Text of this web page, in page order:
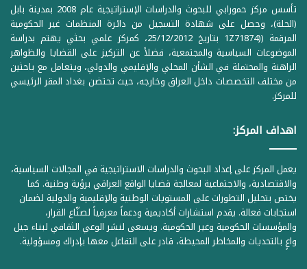
تأسس مركز حمورابي للبحوث والدراسات الإستراتيجية عام 2008 بمدينة بابل
(الحلة)، وحصل على شهادة التسجيل من دائرة المنظمات غير الحكومية
المرقمة ((1Z71874 بتاريخ 25/12/2012، كمركز علمي بحثي يهتم بدراسة
الموضوعات السياسية والمجتمعية، فضلاً عن التركيز على القضايا والظواهر
الراهنة والمحتملة في الشأن المحلي والإقليمي والدولي، ويتعامل مع باحثين
من مختلف التخصصات داخل العراق وخارجه، حيث تحتضن بغداد المقر الرئيسي
للمركز.
اهداف المركز:
يعمل المركز على إعداد البحوث والدراسات الاستراتيجية في المجالات السياسية،
والاقتصادية، والاجتماعية لمعالجة قضايا الواقع العراقي برؤية وطنية. كما
يختص بتحليل التطورات على المستويات الوطنية والإقليمية والدولية لضمان
استجابات فعالة. يقدم استشارات أكاديمية ودعماً معرفياً لصنّاع القرار،
والمؤسسات الحكومية وغير الحكومية. ويسعى لنشر الوعي الثقافي لبناء جيل
واعٍ بالتحديات والمخاطر المحيطة، قادر على التفاعل معها بإدراك ومسؤولية.